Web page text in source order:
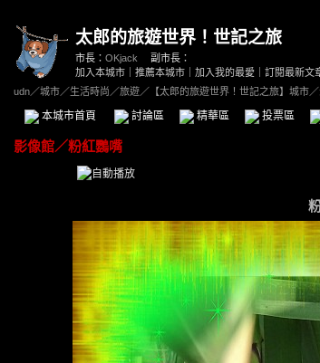
太郎的旅遊世界！世記之旅
市長： OKjack
副市長：
加入本城市
推薦本城市 加入我的最愛
訂閱最新文
udn／城市／生活時尚 ／旅遊／ 【太郎的旅遊世界！世記之旅】城市
本城市首頁 討論區 精華區 投票區
影像館／粉紅鸚嘴